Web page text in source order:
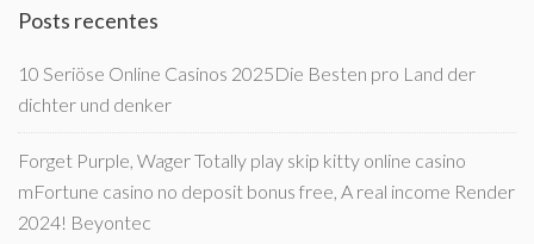
Posts recentes
10 Seriöse Online Casinos 2025Die Besten pro Land der
dichter und denker
Forget Purple, Wager Totally play skip kitty online casino
mFortune casino no deposit bonus free, A real income Render
2024! Beyontec